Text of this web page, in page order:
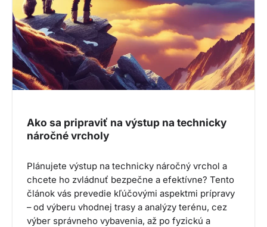
Ako sa pripraviť na výstup na technicky
náročné vrcholy
Plánujete výstup na technicky náročný vrchol a
chcete ho zvládnuť bezpečne a efektívne? Tento
článok vás prevedie kľúčovými aspektmi prípravy
– od výberu vhodnej trasy a analýzy terénu, cez
výber správneho vybavenia, až po fyzickú a